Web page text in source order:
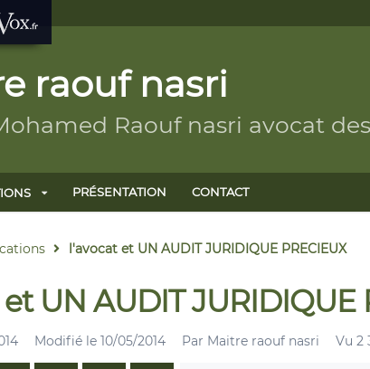
raouf nasri
Raouf nasri avocat
PRÉSENTATION CONTACT
l'avocat et UN AUDIT JURIDIQUE PRECIEUX
UN AUDIT JURIDIQUE
Modifié le 10/05/2014 Par Maitre raouf nasri Vu 2